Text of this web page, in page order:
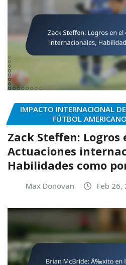
IMPACTO INTERNACIONAL
FÚTBOL
Zack Steffen: Logros
Actuaciones
Habilidades como
Max Donovan Feb 26,